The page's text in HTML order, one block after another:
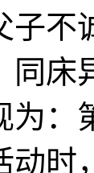
子不
同床
为：
动时